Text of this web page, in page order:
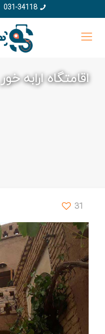
031-34118
اقامتگاه ارابه خور
31